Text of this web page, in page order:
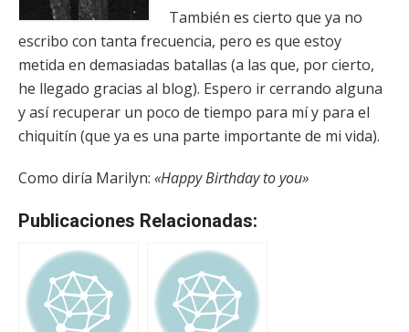
También es cierto que ya no
escribo con tanta frecuencia, pero es que estoy
metida en demasiadas batallas (a las que, por cierto,
he llegado gracias al blog). Espero ir cerrando alguna
y así recuperar un poco de tiempo para mí y para el
chiquitín (que ya es una parte importante de mi vida).
Como diría Marilyn: «Happy Birthday to you»
Publicaciones Relacionadas: